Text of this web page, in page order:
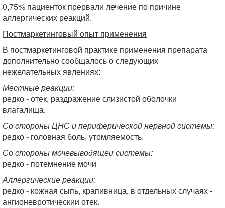
0,75% пациенток прервали лечение по причине
аллергических реакций.
Постмаркетинговый опыт применения
В постмаркетинговой практике применения препарата
дополнительно сообщалось о следующих
нежелательных явлениях:
Местные реакции:
редко - отек, раздражение слизистой оболочки
влагалища.
Со стороны ЦНС и периферической нервной системы:
редко - головная боль, утомляемость.
Со стороны мочевыводящеи системы:
редко - потемнение мочи
Аллергические реакции:
редко - кожная сыпь, крапивница, в отдельных случаях -
ангионевротическии отек.